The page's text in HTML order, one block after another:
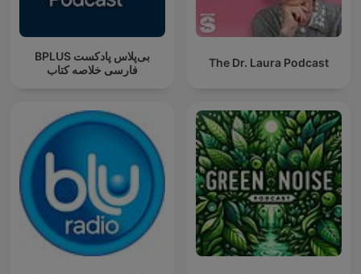
‌BPLUS بی‌پلاس پادکست
فارسی خلاصه کتاب
The Dr. Laura Podcast